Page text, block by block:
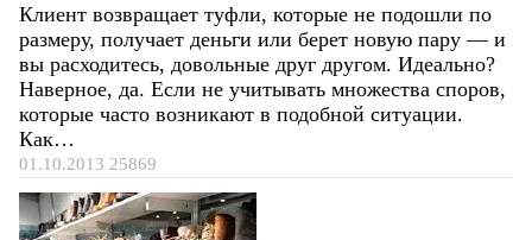
Клиент возвращает туфли, которые не подошли по
размеру, получает деньги или берет новую пару — и
вы расходитесь, довольные друг другом. Идеально?
Наверное, да. Если не учитывать множества споров,
которые часто возникают в подобной ситуации.
Как…
01.10.2013 25869